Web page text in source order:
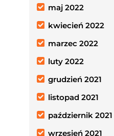
maj 2022
kwiecień 2022
marzec 2022
luty 2022
grudzień 2021
listopad 2021
październik 2021
wrzesień 2021